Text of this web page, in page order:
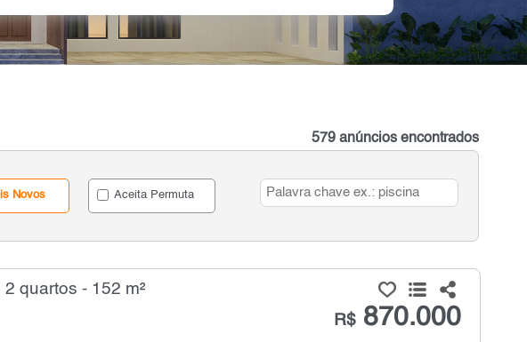
579 anúncios encontrados
Novos Aceita Permuta
quartos - 152 m²
R$870.000